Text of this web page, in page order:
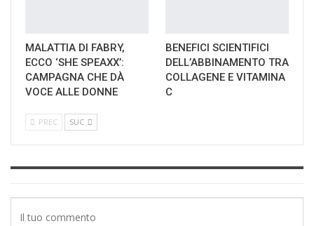
MALATTIA DI FABRY,
ECCO ‘SHE SPEAXX’:
CAMPAGNA CHE DÀ
VOCE ALLE DONNE
BENEFICI SCIENTIFICI
DELL’ABBINAMENTO TRA
COLLAGENE E VITAMINA
C
PREC SUC